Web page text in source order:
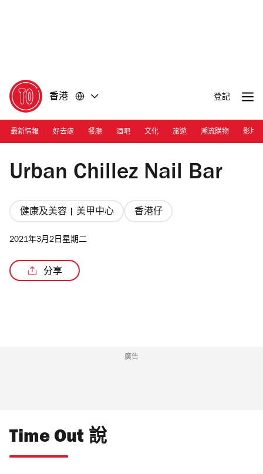
香港 登記
最新情報 好去處 餐廳 酒吧 文化 旅遊 潮流購物 影片
Photograph: Courtesy Urban Chillez Nail Bar
Urban Chillez Nail Bar
健康及美容 | 美甲中心 香港仔
2021年3月2日星期二
分享
廣告
Time Out 說